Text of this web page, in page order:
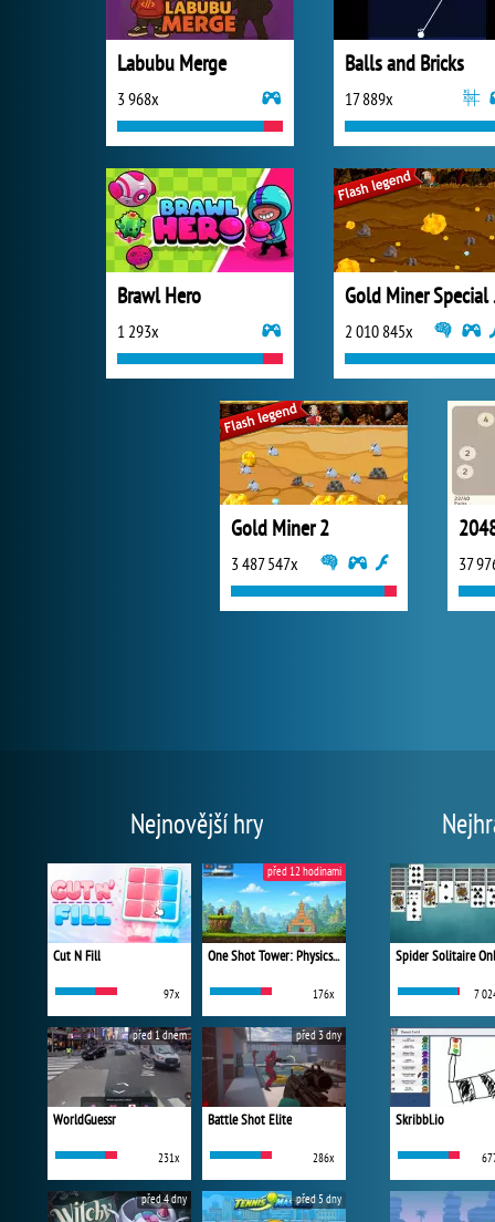
Labubu Merge
3 968x
Balls and Bricks
17 889x
Brawl Hero
1 293x 2 010 845x
Gold Miner 2
3 487 547x 37
Nejnovější hry
Cut N Fill
97x
One Shot Tower: Physics Destroyer
176x
před 12 hodinami
WorldGuessr
231x
před 1 dnem
Battle Shot Elite
286x
před 3 dny
před 4 dny před 5 dny
Spider Solitaire
7
Skribbl.io